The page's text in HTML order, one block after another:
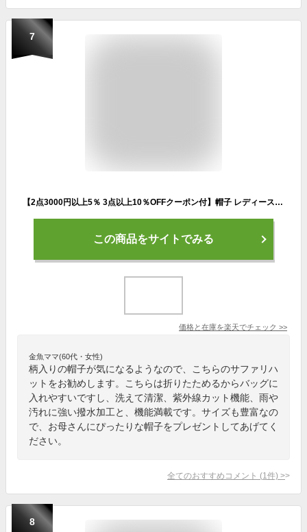
7
【2点3000円以上5％ 3点以上10％OFFクーポン付】帽子 レディース uv 通販 折りたたみ 洗える アドベンチャーハット サファリハット UVカット キッズ メンズ 男の子 女の子 S 54cm M 58cm L 61cm スポーツ アウトドア キャンプ 転写プリント 撥水アドベンチャー ハ
この商品をサイトでみる
価格と在庫を楽天でチェック >>
金魚ママ(60代・女性)
柄入りの帽子が気になるようなので、こちらのサファリハ
ットをお勧めします。こちらは折りたためるからバッグに
入れやすいですし、洗えて清潔、紫外線カット機能、雨や
汚れに強い撥水加工と、機能満載です。サイズも豊富なの
で、お母さんにぴったりな帽子をプレゼントしてあげてく
ださい。
全てのおすすめコメント (1 件) >
8